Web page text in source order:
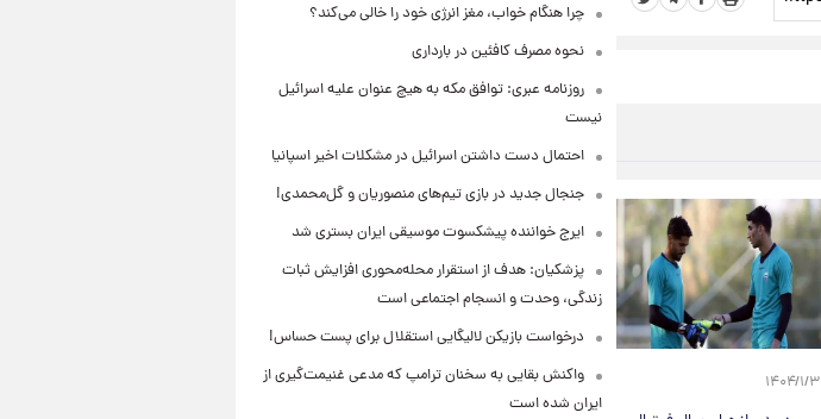
۱۴۰۴/۱/۳
چرا هنگام خواب، مغز انرژی خود را خالی می‌کند؟
نحوه مصرف کافئین در بارداری
روزنامه عبری: توافق مکه به هیچ عنوان علیه اسرائیل
نیست
احتمال دست داشتن اسرائیل در مشکلات اخیر اسپانیا
جنجال جدید در بازی تیم‌های منصوریان و گل‌محمدی!
ایرج خواننده پیشکسوت موسیقی ایران بستری شد
پزشکیان: هدف از استقرار محله‌محوری افزایش ثبات
زندگی، وحدت و انسجام اجتماعی است
درخواست بازیکن لالیگایی استقلال برای پست حساس!
واکنش بقایی به سخنان ترامپ که مدعی غنیمت‌گیری از
ایران شده است